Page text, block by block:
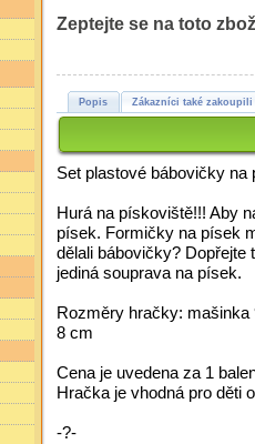
Zeptejte se na toto
Popis Zákazníci také zakoupili
Set plastové bábovičky
Hurá na pískoviště!!! Aby
písek. Formičky na písek
dělali bábovičky?
jediná souprava na písek.
Rozměry hračky: mašinka
8 cm
Cena je uvedena za 1
Hračka je vhodná pro děti
-?-